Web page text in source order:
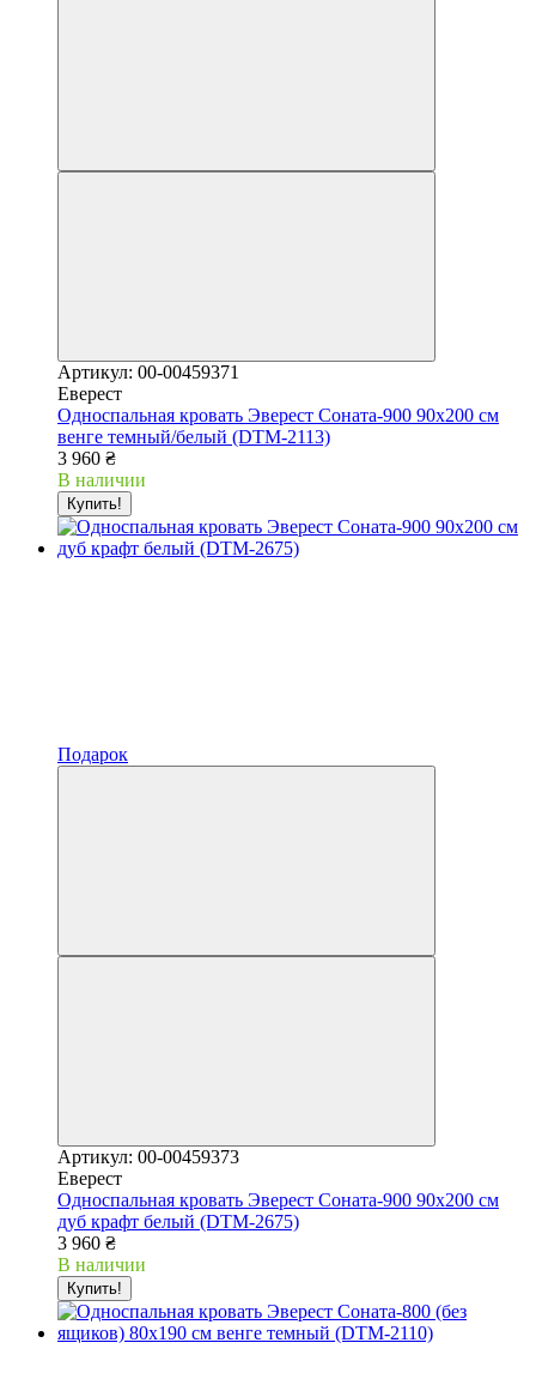
Артикул: 00-00459371
Еверест
Односпальная кровать Эверест Соната-900 90х200 см
венге темный/белый (DTM-2113)
3 960 ₴
В наличии
Купить!
Подарок
Артикул: 00-00459373
Еверест
Односпальная кровать Эверест Соната-900 90х200 см
дуб крафт белый (DTM-2675)
3 960 ₴
В наличии
Купить!